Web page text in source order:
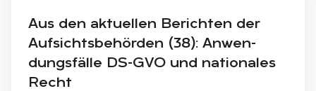
Aus den ak­tu­el­len Be­rich­ten der
Auf­sichts­be­hör­den (38): An­wen­
dungs­fäl­le DS-GVO und na­tio­na­les
Recht